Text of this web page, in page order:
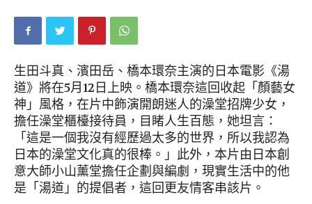
生田斗真、濱田岳、橋本環奈主演的日本電影《湯
道》將在5月12日上映。橋本環奈這回收起「顏藝女
神」風格，在片中飾演開朗迷人的澡堂招牌少女，
擔任澡堂櫃檯接待員，目睹人生百態，她坦言：
「這是一個我沒有經歷過太多的世界，所以我認為
日本的澡堂文化真的很棒。」此外，本片由日本創
意大師小山薰堂擔任企劃與編劇，現實生活中的他
是「湯道」的提倡者，這回更友情客串該片。